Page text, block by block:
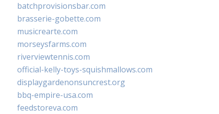
batchprovisionsbar.com
brasserie-gobette.com
musicrearte.com
morseysfarms.com
riverviewtennis.com
official-kelly-toys-squishmallows.com
displaygardenonsuncrest.org
bbq-empire-usa.com
feedstoreva.com